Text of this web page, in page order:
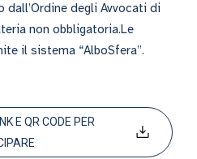
degli Avvocati di
non obbligatoria.Le
il sistema “AlboSfera”.
E QR CODE PER